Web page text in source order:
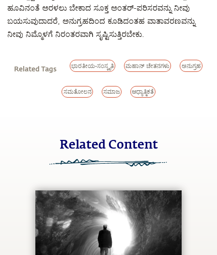
ಹೂವಿನಂತೆ ಅರಳಲು ಬೇಕಾದ ಸೂಕ್ತ ಅಂತರ್-ಪರಿಸರವನ್ನು ನೀವು
ಬಯಸುವುದಾದರೆ, ಅನುಗ್ರಹದಿಂದ ಕೂಡಿದಂತಹ ವಾತಾವರಣವನ್ನು
ನೀವು ನಿಮ್ಮೊಳಗೆ ನಿರಂತರವಾಗಿ ಸೃಷ್ಟಿಸುತ್ತಿರಬೇಕು.
Related Tags ಭಾರತೀಯ-ಸಂಸ್ಕೃತಿ ಮಹಾನ್ ಚೇತನಗಳು ಅನುಗ್ರಹ
ಸಮತೋಲನ ಸಮಾಜ ಆಧ್ಯಾತ್ಮಿಕತೆ
Related Content